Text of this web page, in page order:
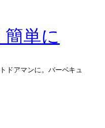
単に
ドアマンに。バーベキュ